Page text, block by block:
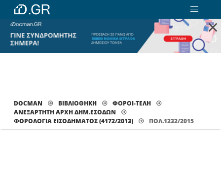
×
DOCMAN ΒΙΒΛΙΟΘΗΚΗ
ΦΟΡΟΙ-ΤΕΛΗ
ΑΝΕΞΑΡΤΗΤΗ ΑΡΧΗ ΔΗΜ.ΕΣΟΔΩΝ
ΦΟΡΟΛΟΓΊΑ ΕΙΣΟΔΉΜΑΤΟΣ (4172/2013)
ΠΟΛ.1232/2015